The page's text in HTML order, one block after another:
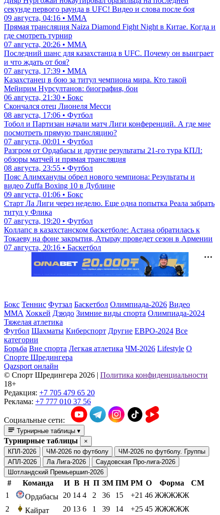
секунде первого раунда в UFC! Видео и слова после боя
09 августа, 04:16 • ММА
Прямая трансляция Naiza Diamond Fight Night в Китае. Когда и
где смотреть турнир
07 августа, 20:26 • ММА
Последний шанс для казахстанца в UFC. Почему он выиграет
и что ждать от боя?
07 августа, 17:39 • ММА
Казахстанец в бою за титул чемпиона мира. Кто такой
Мейирим Нурсултанов: биография, бои
06 августа, 21:30 • Бокс
Скончался отец Лионеля Месси
08 августа, 17:06 • Футбол
Тобол и Партизан начали матч Лиги конференций. А где мне
посмотреть прямую трансляцию?
07 августа, 00:01 • Футбол
Разгром от Ордабасы и другие результаты 21-го тура КПЛ:
обзоры матчей и прямая трансляция
08 августа, 23:55 • Футбол
Пояс Алимханулы обрел нового чемпиона: Результаты и
видео Zuffa Boxing 10 в Дублине
09 августа, 01:06 • Бокс
Старт Ла Лиги через неделю. Еще одна попытка Реала забрать
титул у Флика
07 августа, 19:20 • Футбол
Коллапс в казахстанском баскетболе: Астана обратилась к
Токаеву на фоне закрытия, Атырау проведет сезон в Армении
07 августа, 20:16 • Баскетбол
Бокс Теннис Футзал Баскетбол Олимпиада-2026 Видео
ММА Хоккей Дзюдо Зимние виды спорта Олимпиада-2024
Тяжелая атлетика
Футбол Шахматы Киберспорт Другие ЕВРО-2024 Все
категории
Борьба Вне спорта Легкая атлетика ЧМ-2026 Lifestyle О
Спорте Шредингера
Qazsport онлайн
© Cпорт Шредингера 2026 | Политика конфиденциальности
18+
Редакция: +7 705 479 65 20
Реклама: +7 777 010 37 56
Социальные сети:
Турнирные таблицы ▾
Турнирные таблицы
×
КПЛ-2026
ЧМ-2026 по футболу
ЧМ-2026 по футболу. Группы
АПЛ-2026
Ла Лига-2026
Саудовская Про-лига-2026
Шотландский Премьершип-2026
# Команда И В Н П ЗМ ПМ РМ О Форма
СМ
1
Ордабасы 20 14 4 2 36 15 +21 46 ЖЖЖЖЖ
2
Кайрат 20 13 6 1 39 14 +25 45 ЖЖЖЖЖ